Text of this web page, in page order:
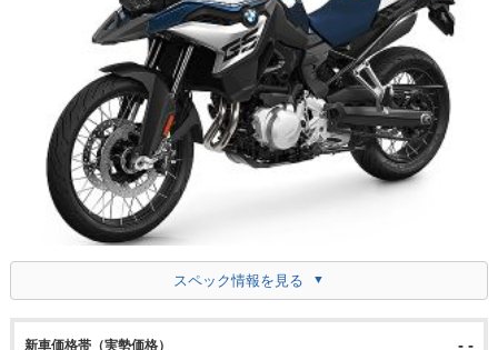
スペック情報を見る
新車価格帯（実勢価格） - -